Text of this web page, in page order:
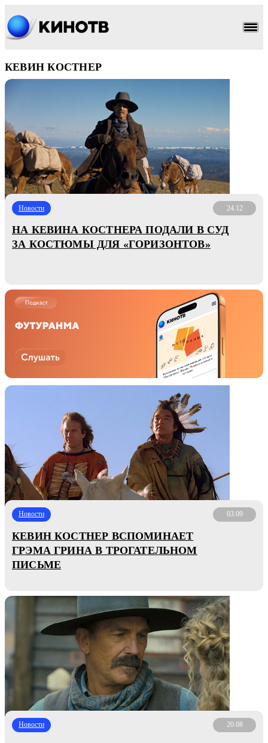
КЕВИН КОСТНЕР
Новости 24.12
НА КЕВИНА КОСТНЕРА ПОДАЛИ В СУД
ЗА КОСТЮМЫ ДЛЯ «ГОРИЗОНТОВ»
Новости 03.09
КЕВИН КОСТНЕР ВСПОМИНАЕТ
ГРЭМА ГРИНА В ТРОГАТЕЛЬНОМ
ПИСЬМЕ
Новости 20.08